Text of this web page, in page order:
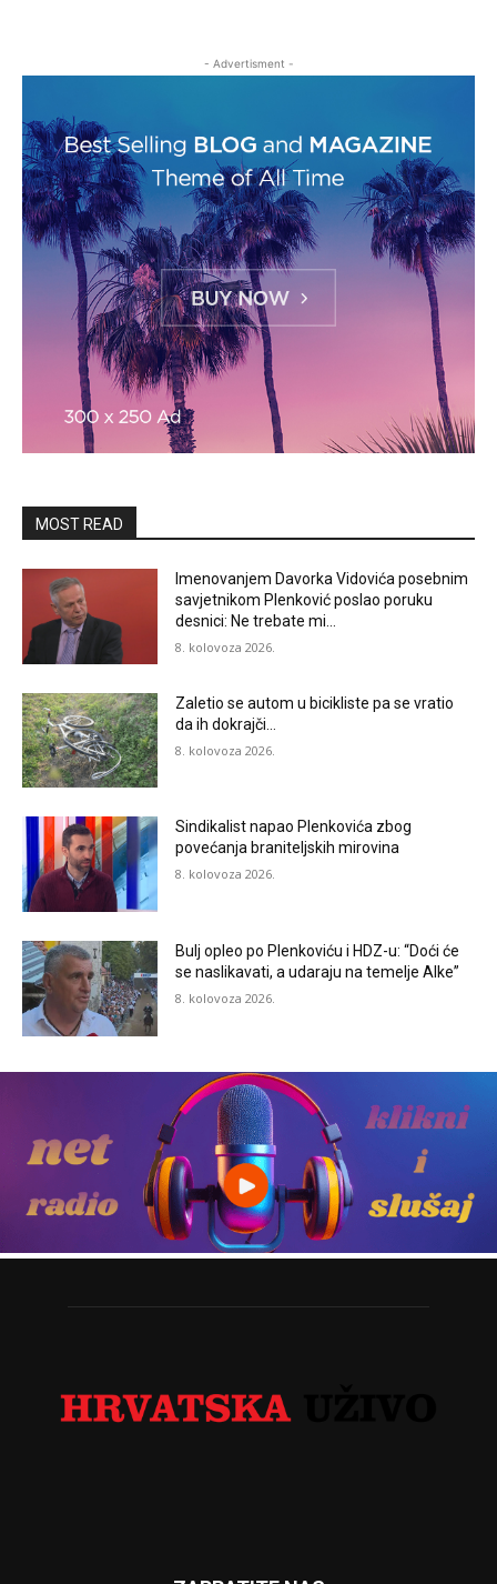
- Advertisment -
MOST READ
Imenovanjem Davorka Vidovića posebnim
savjetnikom Plenković poslao poruku
desnici: Ne trebate mi…
8. kolovoza 2026.
Zaletio se autom u bicikliste pa se vratio
da ih dokrajči…
8. kolovoza 2026.
Sindikalist napao Plenkovića zbog
povećanja braniteljskih mirovina
8. kolovoza 2026.
Bulj opleo po Plenkoviću i HDZ-u: “Doći će
se naslikavati, a udaraju na temelje Alke”
8. kolovoza 2026.